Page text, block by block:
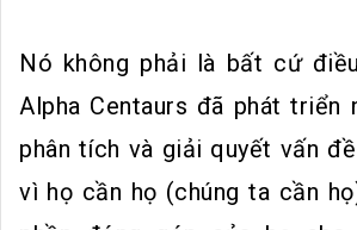
Nó không phải là bất cứ
Alpha Centaurs đã phát triển
phân tích và giải quyết vấn
vì họ cần họ (chúng ta cần